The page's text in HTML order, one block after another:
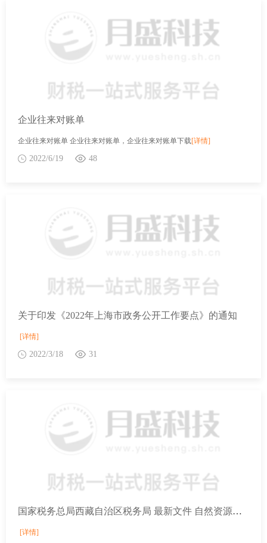
企业往来对账单
企业往来对账单 企业往来对账单，企业往来对账单下载[详情]
2022/6/19 48
关于印发《2022年上海市政务公开工作要点》的通知
[详情]
2022/3/18 31
国家税务总局西藏自治区税务局 最新文件 自然资源部关于进一步深化信息共享 便利不动产登记和办税的通知
[详情]